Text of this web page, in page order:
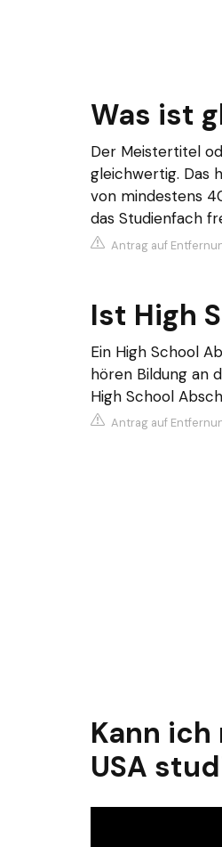
Was ist
Der Meistertitel
gleichwertig. Das
von mindestens
das Studienfach
Antrag auf
Ist High
Ein High School
hören Bildung an
High School
Antrag auf
Kann
USA